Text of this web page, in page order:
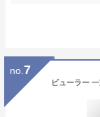
no. 7